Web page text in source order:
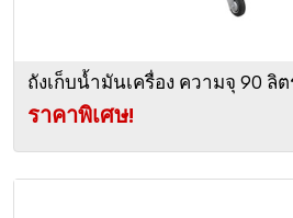
ถังเก็บน้ำมันเครื่อง ความจุ 90 ลิ
ราคาพิเศษ!